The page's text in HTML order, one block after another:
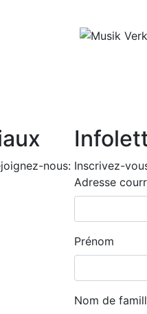
nous: Inscrivez-
Adresse
Prénom
Nom de